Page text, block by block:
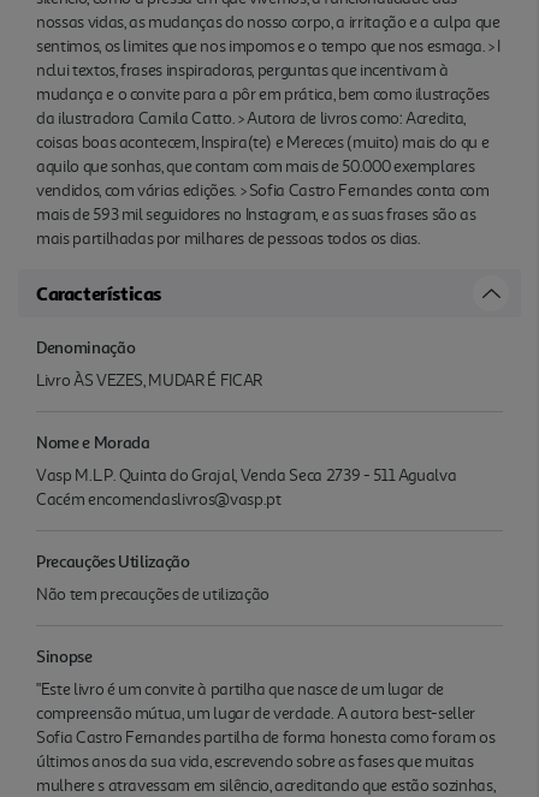
nossas vidas, as mudanças do nosso corpo, a irritação e a culpa que
sentimos, os limites que nos impomos e o tempo que nos esmaga. > I
nclui textos, frases inspiradoras, perguntas que incentivam à
mudança e o convite para a pôr em prática, bem como ilustrações
da ilustradora Camila Catto. > Autora de livros como: Acredita,
coisas boas acontecem, Inspira(te) e Mereces (muito) mais do qu e
aquilo que sonhas, que contam com mais de 50.000 exemplares
vendidos, com várias edições. > Sofia Castro Fernandes conta com
mais de 593 mil seguidores no Instagram, e as suas frases são as
mais partilhadas por milhares de pessoas todos os dias.
Características
Denominação
Livro ÀS VEZES, MUDAR É FICAR
Nome e Morada
Vasp M.L.P. Quinta do Grajal, Venda Seca 2739 - 511 Agualva
Cacém encomendaslivros@vasp.pt
Precauções Utilização
Não tem precauções de utilização
Sinopse
"Este livro é um convite à partilha que nasce de um lugar de
compreensão mútua, um lugar de verdade. A autora best-seller
Sofia Castro Fernandes partilha de forma honesta como foram os
últimos anos da sua vida, escrevendo sobre as fases que muitas
mulhere s atravessam em silêncio, acreditando que estão sozinhas,